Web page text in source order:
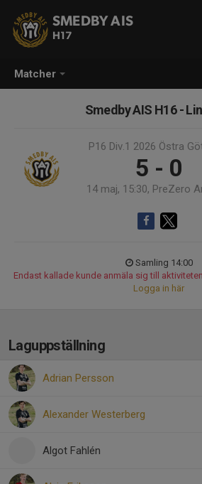
Matcher
SMEDBY AIS
H17
Smedby AIS H16 -
P16 Div.1 2026 Östra
5 - 0
14 maj, 15:30, PreZero
Samling 14:00
Endast kallade kunde anmäla sig till
Logga in här
Laguppställning
Adrian Persson
Alexander Westerberg
Algot Fahlén